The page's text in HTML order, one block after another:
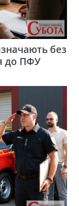
без
до ПФУ